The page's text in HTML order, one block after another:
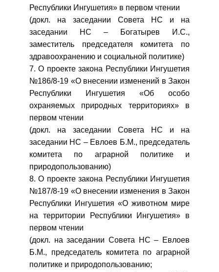
Республики Ингушетия» в первом чтении
(докл. на заседании Совета НС и на
заседании НС – Богатырев И.С.,
заместитель председателя комитета по
здравоохранению и социальной политике)
7. О проекте закона Республики Ингушетия
№186/8-19 «О внесении изменений в Закон
Республики Ингушетия «Об особо
охраняемых природных территориях» в
первом чтении
(докл. на заседании Совета НС и на
заседании НС – Евлоев Б.М., председатель
комитета по аграрной политике и
природопользованию)
8. О проекте закона Республики Ингушетия
№187/8-19 «О внесении изменения в Закон
Республики Ингушетия «О животном мире
на территории Республики Ингушетия» в
первом чтении
(докл. на заседании Совета НС – Евлоев
Б.М., председатель комитета по аграрной
политике и природопользованию;